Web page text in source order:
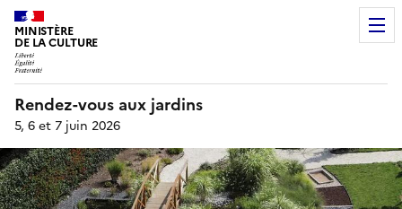
MINISTÈRE
DE LA CULTURE
Rendez-vous aux jardins
5, 6 et 7 juin 2026